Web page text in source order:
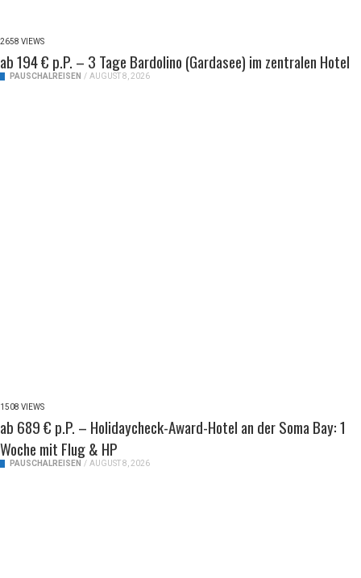
2658 VIEWS
ab 194 € p.P. – 3 Tage Bardolino (Gardasee) im zentralen Hotel
PAUSCHALREISEN / AUGUST 8, 2026
1508 VIEWS
ab 689 € p.P. – Holidaycheck-Award-Hotel an der Soma Bay: 1
Woche mit Flug & HP
PAUSCHALREISEN / AUGUST 8, 2026